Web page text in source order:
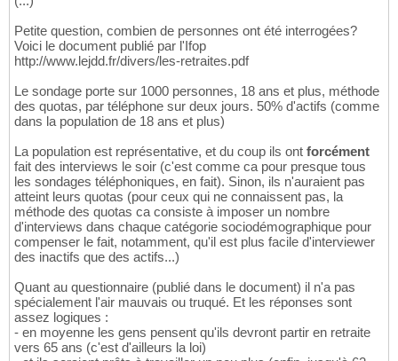
Petite question, combien de personnes ont été interrogées?
Voici le document publié par l'Ifop
http://www.lejdd.fr/divers/les-retraites.pdf
Le sondage porte sur 1000 personnes, 18 ans et plus, méthode
des quotas, par téléphone sur deux jours. 50% d'actifs (comme
dans la population de 18 ans et plus)
La population est représentative, et du coup ils ont forcément
fait des interviews le soir (c'est comme ca pour presque tous
les sondages téléphoniques, en fait). Sinon, ils n'auraient pas
atteint leurs quotas (pour ceux qui ne connaissent pas, la
méthode des quotas ca consiste à imposer un nombre
d'interviews dans chaque catégorie sociodémographique pour
compenser le fait, notamment, qu'il est plus facile d'interviewer
des inactifs que des actifs...)
Quant au questionnaire (publié dans le document) il n'a pas
spécialement l'air mauvais ou truqué. Et les réponses sont
assez logiques :
- en moyenne les gens pensent qu'ils devront partir en retraite
vers 65 ans (c'est d'ailleurs la loi)